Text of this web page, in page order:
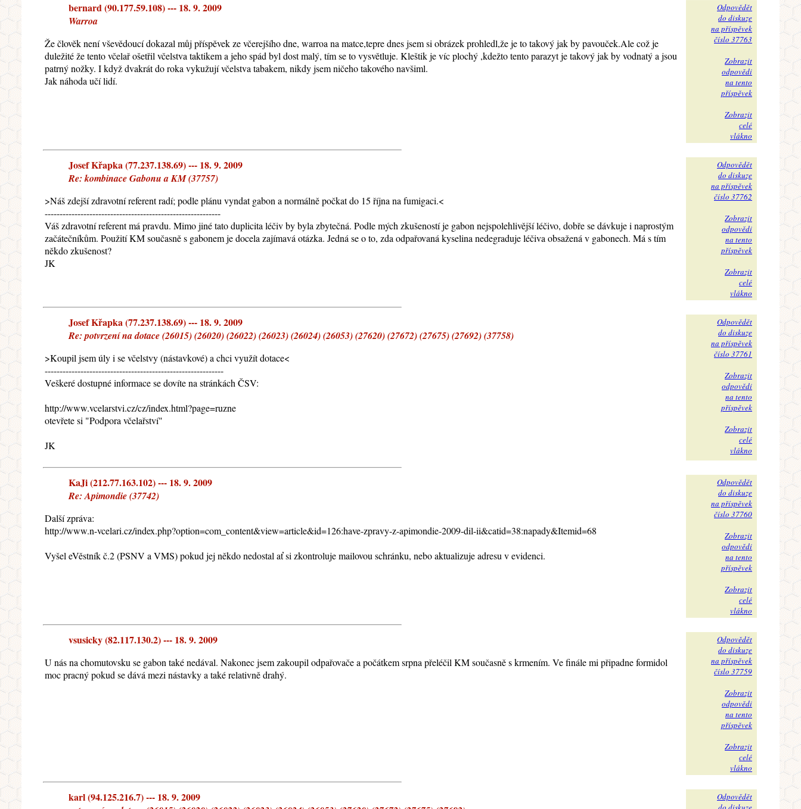
bernard (90.177.59.108) --- 18. 9. 2009
Warroa
Že člověk není vševědoucí dokazal můj příspěvek ze včerejšího dne, warroa na matce,tepre dnes jsem si obrázek prohledl,že je to takový jak by pavouček.Ale což je
duležité že tento včelař ošetřil včelstva taktikem a jeho spád byl dost malý, tím se to vysvětluje. Kleštik je víc plochý ,kdežto tento parazyt je takový jak by vodnatý a jsou
patrný nožky. I když dvakrát do roka vykužují včelstva tabakem, nikdy jsem ničeho takového navšiml.
Jak náhoda učí lidí.
Odpovědět
do diskuze
na příspěvek
číslo 37763
Zobrazit
odpovědi
na tento
příspěvek
Zobrazit
celé
vlákno
Josef Křapka (77.237.138.69) --- 18. 9. 2009
Re: kombinace Gabonu a KM (37757)
>Náš zdejší zdravotní referent radí; podle plánu vyndat gabon a normálně počkat do 15 října na fumigaci.<
-----------------------------------------------------------
Váš zdravotní referent má pravdu. Mimo jiné tato duplicita léčiv by byla zbytečná. Podle mých zkušeností je gabon nejspolehlivější léčivo, dobře se dávkuje i naprostým
začátečníkům. Použití KM současně s gabonem je docela zajímavá otázka. Jedná se o to, zda odpařovaná kyselina nedegraduje léčiva obsažená v gabonech. Má s tím
někdo zkušenost?
JK
Odpovědět
do diskuze
na příspěvek
číslo 37762
Zobrazit
odpovědi
na tento
příspěvek
Zobrazit
celé
vlákno
Josef Křapka (77.237.138.69) --- 18. 9. 2009
Re: potvrzení na dotace (26015) (26020) (26022) (26023) (26024) (26053) (27620) (27672) (27675) (27692) (37758)
>Koupil jsem úly i se včelstvy (nástavkové) a chci využít dotace<
------------------------------------------------------------
Veškeré dostupné informace se dovíte na stránkách ČSV:
http://www.vcelarstvi.cz/cz/index.html?page=ruzne
otevřete si "Podpora včelařství"
JK
Odpovědět
do diskuze
na příspěvek
číslo 37761
Zobrazit
odpovědi
na tento
příspěvek
Zobrazit
celé
vlákno
KaJi (212.77.163.102) --- 18. 9. 2009
Re: Apimondie (37742)
Další zpráva:
http://www.n-vcelari.cz/index.php?option=com_content&view=article&id=126:have-zpravy-z-apimondie-2009-dil-ii&catid=38:napady&Itemid=68
Vyšel eVěstník č.2 (PSNV a VMS) pokud jej někdo nedostal ať si zkontroluje mailovou schránku, nebo aktualizuje adresu v evidenci.
Odpovědět
do diskuze
na příspěvek
číslo 37760
Zobrazit
odpovědi
na tento
příspěvek
Zobrazit
celé
vlákno
vsusicky (82.117.130.2) --- 18. 9. 2009
U nás na chomutovsku se gabon také nedával. Nakonec jsem zakoupil odpařovače a počátkem srpna přeléčil KM současně s krmením. Ve finále mi připadne formidol
moc pracný pokud se dává mezi nástavky a také relativně drahý.
Odpovědět
do diskuze
na příspěvek
číslo 37759
Zobrazit
odpovědi
na tento
příspěvek
Zobrazit
celé
vlákno
karl (94.125.216.7) --- 18. 9. 2009
Odpovědět